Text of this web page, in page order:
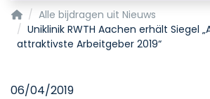
Startpagina
Alle bijdragen uit Nieuws
Uniklinik RWTH Aachen erhält Siegel
attraktivste Arbeitgeber 2019“
06/04/2019